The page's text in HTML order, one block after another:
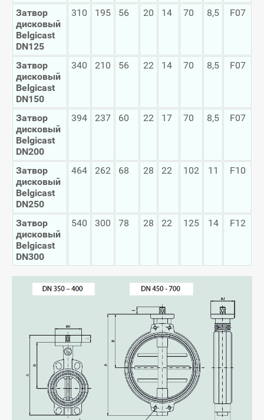
Затвор
дисковый
Belgicast
DN125
310 195 56 20 14 70 8,5 F07
Затвор
дисковый
Belgicast
DN150
340 210 56 22 14 70 8,5 F07
Затвор
дисковый
Belgicast
DN200
394 237 60 22 17 70 8,5 F07
Затвор
дисковый
Belgicast
DN250
464 262 68 28 22 102 11 F10
Затвор
дисковый
Belgicast
DN300
540 300 78 28 22 125 14 F12